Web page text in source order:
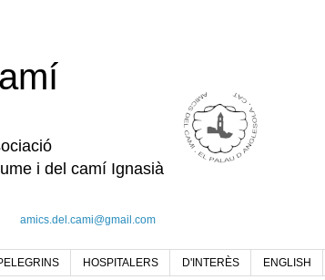
i del camí Ignasià
amics.del.cami@gmail.com
HOSPITALERS D'INTERÈS ENGLISH